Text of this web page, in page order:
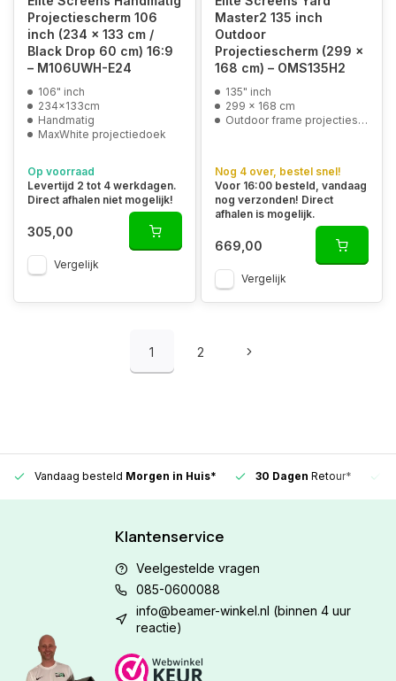
Projectiescherm 106
inch (234 x 133 cm /
Black Drop 60 cm) 16:9
– M106UWH-E24
106" inch
234x133cm
Handmatig
MaxWhite projectiedoek
Op voorraad
Levertijd 2 tot 4 werkdagen.
Direct afhalen niet mogelijk!
305,00
Vergelijk
Master2 135 inch
Outdoor
Projectiescherm (299 x
168 cm) – OMS135H2
135" inch
299 x 168 cm
Outdoor frame projectiescherm
Nog 4 over, bestel snel!
Voor 16:00 besteld, vandaag
nog verzonden! Direct
afhalen is mogelijk.
669,00
Vergelijk
1 2
Vandaag besteld Morgen in Huis* 30 Dagen Retour*
Klantenservice
Veelgestelde vragen
085-0600088
info@beamer-winkel.nl (binnen 4 uur
reactie)